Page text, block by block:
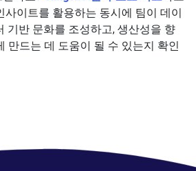
사이트를 활용하는 동시에 팀이 데이
기반 문화를 조성하고, 생산성을 향
만드는 데 도움이 될 수 있는지 확인